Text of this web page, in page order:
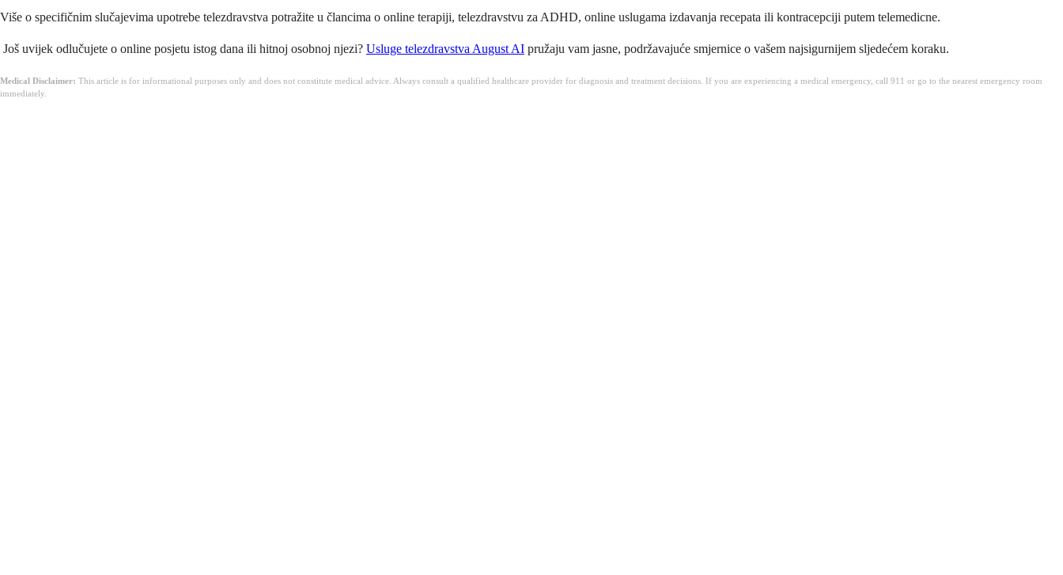
Više o specifičnim slučajevima upotrebe telezdravstva potražite u člancima o online terapiji, telezdravstvu za ADHD, online uslugama izdavanja recepata ili kontracepciji putem telemedicne.
Još uvijek odlučujete o online posjetu istog dana ili hitnoj osobnoj njezi? Usluge telezdravstva August AI pružaju vam jasne, podržavajuće smjernice o vašem najsigurnijem sljedećem koraku.
Medical Disclaimer: This article is for informational purposes only and does not constitute medical advice. Always consult a qualified healthcare provider for diagnosis and treatment decisions. If you are experiencing a medical emergency, call 911 or go to the nearest emergency room
immediately.